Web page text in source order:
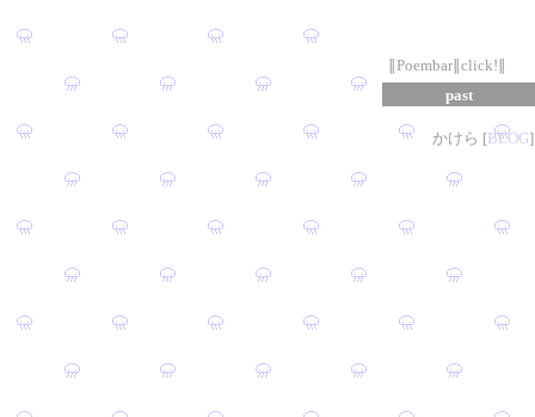
∥Poembar∥click!∥
past
かけら [BLOG